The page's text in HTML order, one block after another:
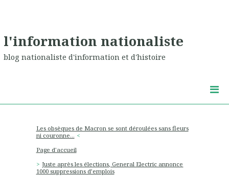
l'information nationaliste
blog nationaliste d'information et d'histoire
Les obsèques de Macron se sont déroulées sans fleurs
ni couronne…
Page d'accueil
Juste après les élections, General Electric annonce
1000 suppressions d’emplois